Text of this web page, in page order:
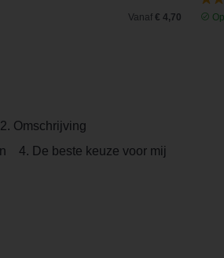
Vanaf € 4,70
2. Omschrijving
4. De beste keuze voor mij